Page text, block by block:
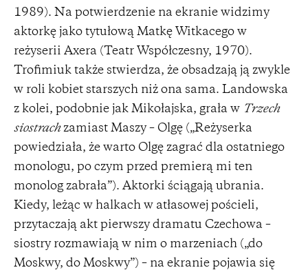
1989). Na potwierdzenie na ekranie widzimy
aktorkę jako tytułową Matkę Witkacego w
reżyserii Axera (Teatr Współczesny, 1970).
Trofimiuk także stwierdza, że obsadzają ją zwykle
w roli kobiet starszych niż ona sama. Landowska
z kolei, podobnie jak Mikołajska, grała w Trzech
siostrachzamiast Maszy – Olgę („Reżyserka
powiedziała, że warto Olgę zagrać dla ostatniego
monologu, po czym przed premierą mi ten
monolog zabrała”). Aktorki ściągają ubrania.
Kiedy, leżąc w halkach w atłasowej pościeli,
przytaczają akt pierwszy dramatu Czechowa –
siostry rozmawiają w nim o marzeniach („do
Moskwy, do Moskwy”) – na ekranie pojawia się